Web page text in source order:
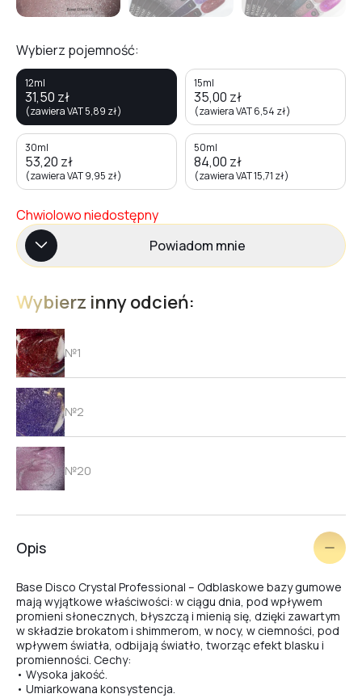
Wybierz pojemność:
12ml
31,50 zł
(zawiera VAT5,89 zł)
15ml
35,00 zł
(zawiera VAT6,54 zł)
30ml
53,20 zł
(zawiera VAT9,95 zł)
50ml
84,00 zł
(zawiera VAT15,71 zł)
Chwiolowo niedostępny
Powiadom mnie
Wybierz inny odcień:
№1
№2
№20
№8
№7
Opis
Base Disco Crystal Professional – Odblaskowe bazy gumowe
mają wyjątkowe właściwości: w ciągu dnia, pod wpływem
promieni słonecznych, błyszczą i mienią się, dzięki zawartym
w składzie brokatom i shimmerom, w nocy, w ciemności, pod
wpływem światła, odbijają światło, tworząc efekt blasku i
promienności. Cechy:
• Wysoka jakość.
• Umiarkowana konsystencja.